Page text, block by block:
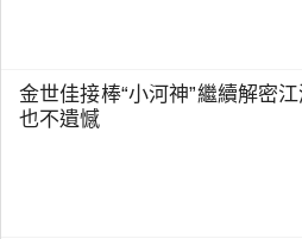
金世佳接棒“小河神”繼續解密
也不遺憾